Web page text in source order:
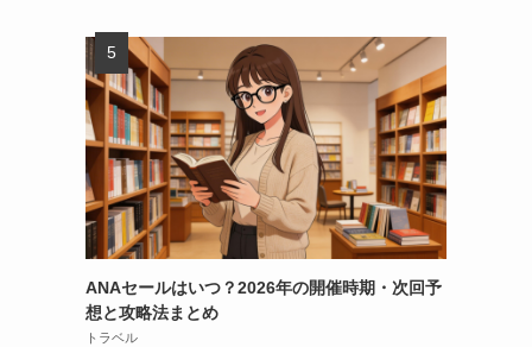
ANAセールはいつ？2026年の開催時期・次回予
想と攻略法まとめ
トラベル